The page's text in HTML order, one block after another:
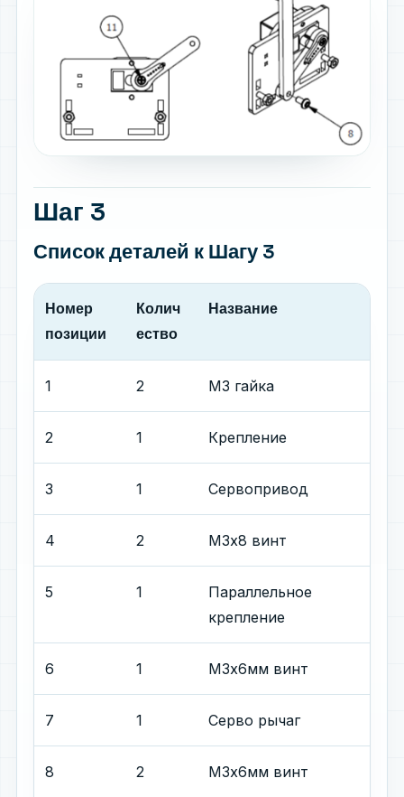
Шаг 3
Список деталей к Шагу 3
Номер
позиции
Колич
ество
Название
1 2 М3 гайка
2 1 Крепление
3 1 Сервопривод
4 2 М3х8 винт
5 1
Параллельное
крепление
6 1 М3х6мм винт
7 1 Серво рычаг
8 2 М3x6мм винт